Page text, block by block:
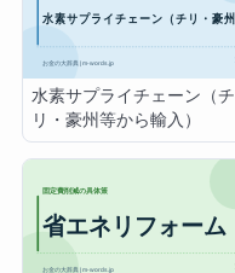
水素サプライチェーン（チ
リ・豪州等から輸入）